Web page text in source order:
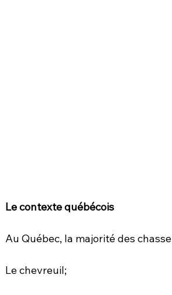
Le contexte québécois
Au Québec, la majorité des
Le chevreuil;